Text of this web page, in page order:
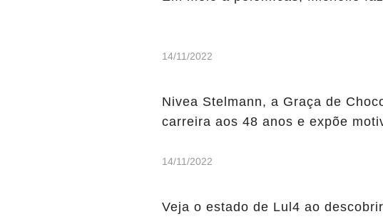
14/11/2022
Nivea Stelmann, a Graça de
carreira aos 48 anos e expõe
14/11/2022
Veja o estado de Lul4 ao